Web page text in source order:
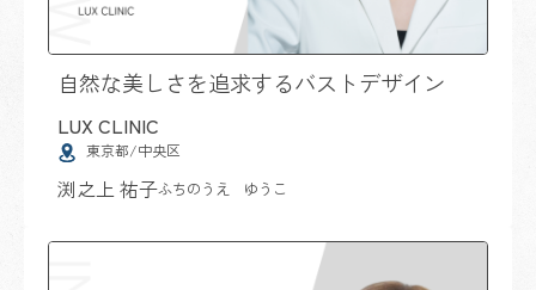
自然な美しさを追求するバストデザイン
LUX CLINIC
東京都/中央区
渕之上 祐子ふちのうえ ゆうこ